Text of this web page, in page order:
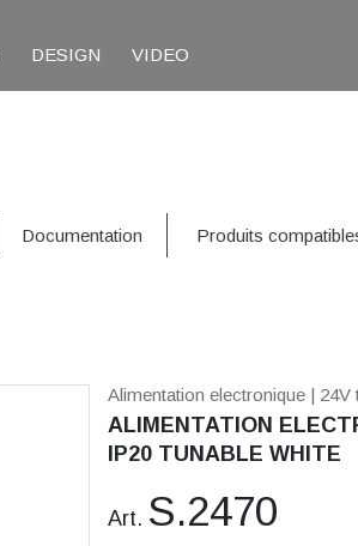
DESIGN VIDEO
Documentation Produits
Alimentation electronique | 24V
ALIMENTATION
IP20 TUNABLE WHITE
Art. S.2470